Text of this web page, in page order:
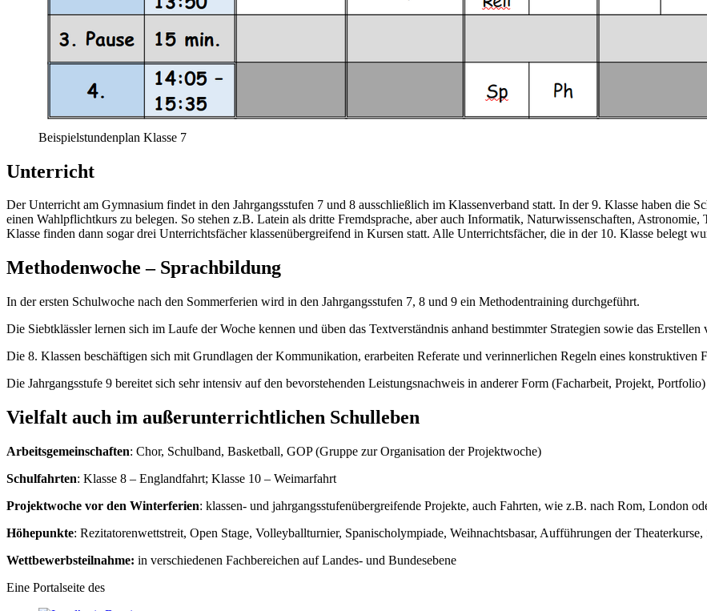
Beispielstundenplan Klasse 7
Unterricht
Der Unterricht am Gymnasium findet in den Jahrgangsstufen 7 und 8 ausschließlich im Klassenverband statt. In der 9. Klasse haben die
einen Wahlpflichtkurs zu belegen. So stehen z.B. Latein als dritte Fremdsprache, aber auch Informatik, Naturwissenschaften,
Klasse finden dann sogar drei Unterrichtsfächer klassenübergreifend in Kursen statt. Alle Unterrichtsfächer, die in der 10. Klasse belegt
Methodenwoche – Sprachbildung
In der ersten Schulwoche nach den Sommerferien wird in den Jahrgangsstufen 7, 8 und 9 ein Methodentraining durchgeführt.
Die Siebtklässler lernen sich im Laufe der Woche kennen und üben das Textverständnis anhand bestimmter Strategien sowie das
Die 8. Klassen beschäftigen sich mit Grundlagen der Kommunikation, erarbeiten Referate und verinnerlichen Regeln eines konstruktiven
Die Jahrgangsstufe 9 bereitet sich sehr intensiv auf den bevorstehenden Leistungsnachweis in anderer Form (Facharbeit, Projekt,
Vielfalt auch im außerunterrichtlichen Schulleben
Arbeitsgemeinschaften: Chor, Schulband, Basketball, GOP (Gruppe zur Organisation der Projektwoche)
Schulfahrten: Klasse 8 – Englandfahrt; Klasse 10 – Weimarfahrt
Projektwoche vor den Winterferien: klassen- und jahrgangsstufenübergreifende Projekte, auch Fahrten, wie z.B. nach Rom, London
Höhepunkte: Rezitatorenwettstreit, Open Stage, Volleyballturnier, Spanischolympiade, Weihnachtsbasar, Aufführungen der Theaterkurse,
Wettbewerbsteilnahme: in verschiedenen Fachbereichen auf Landes- und Bundesebene
Eine Portalseite des